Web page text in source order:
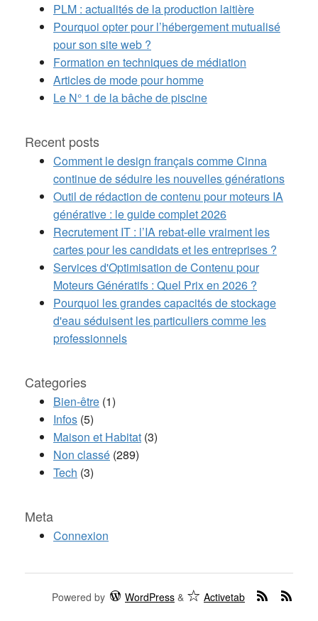
PLM : actualités de la production laitière
Pourquoi opter pour l’hébergement mutualisé
pour son site web ?
Formation en techniques de médiation
Articles de mode pour homme
Le N° 1 de la bâche de piscine
Recent posts
Comment le design français comme Cinna
continue de séduire les nouvelles générations
Outil de rédaction de contenu pour moteurs IA
générative : le guide complet 2026
Recrutement IT : l’IA rebat-elle vraiment les
cartes pour les candidats et les entreprises ?
Services d'Optimisation de Contenu pour
Moteurs Génératifs : Quel Prix en 2026 ?
Pourquoi les grandes capacités de stockage
d'eau séduisent les particuliers comme les
professionnels
Categories
Bien-être (1)
Infos (5)
Maison et Habitat (3)
Non classé (289)
Tech (3)
Meta
Connexion
Powered by WordPress & Activetab